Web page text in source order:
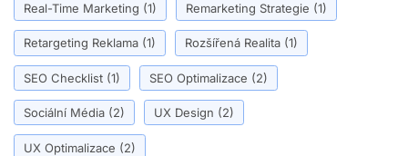
Real-Time Marketing (1) Remarketing Strategie (1)
Retargeting Reklama (1) Rozšířená Realita (1)
SEO Checklist (1) SEO Optimalizace (2)
Sociální Média (2) UX Design (2)
UX Optimalizace (2)